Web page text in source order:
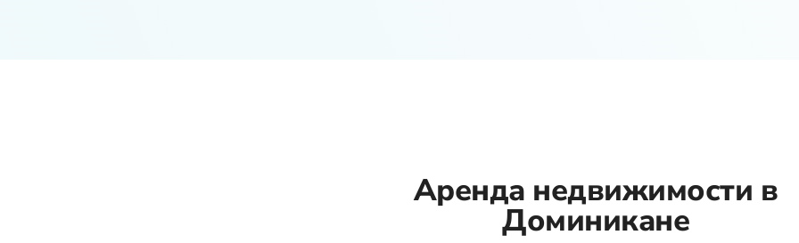
Аренда недвижимости в
Доминикане